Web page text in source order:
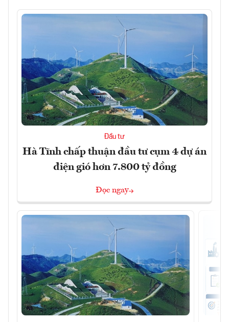
Đầu tư
Hà Tĩnh chấp thuận đầu tư cụm 4 dự án
điện gió hơn 7.800 tỷ đồng
Đọc ngay